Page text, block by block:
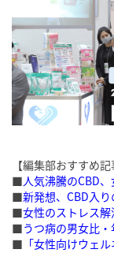
【編集部おすすめ記
■人気沸騰のCBD
■新発想、CBD入
■女性のストレス
■うつ病の男女比
■ 「女性向けウェ